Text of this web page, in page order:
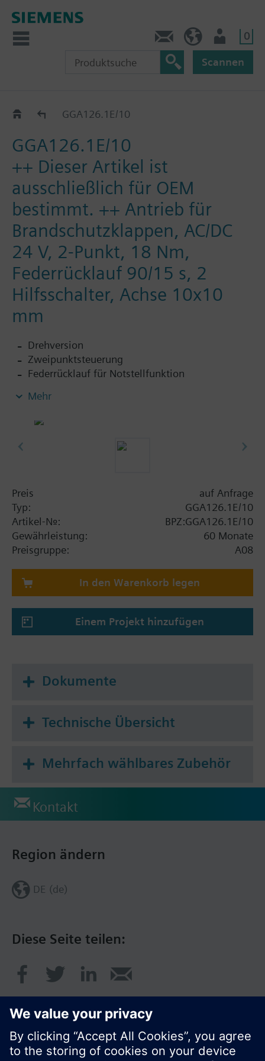
0
Scannen
GGA..26.1EGGA126.1E/10
GGA126.1E/10
++ Dieser Artikel ist
ausschließlich für OEM
bestimmt. ++ Antrieb für
Brandschutzklappen, AC/DC
24 V, 2-Punkt, 18 Nm,
Federrücklauf 90/15 s, 2
Hilfsschalter, Achse 10x10
mm
Drehversion
Zweipunktsteuerung
Federrücklauf für Notstellfunktion
5 ° bezw. 80 °
Klappenstellungsanzeige
Schutzart: Antrieb IP54
Mehr
Preis
auf Anfrage
Typ:
GGA126.1E/10
Artikel-Nr.:
BPZ:GGA126.1E/10
Gewährleistung:
60 Monate
Preisgruppe:
A08
In den Warenkorb legen
Einem Projekt hinzufügen
Dokumente
Technische Übersicht
Mehrfach wählbares Zubehör
Kontakt
Diese Seite teilen:
Region ändern
DE (de)